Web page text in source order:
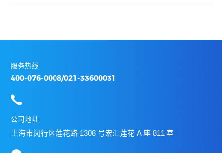
服务热线
400-076-0008/021-33600031
公司地址
上海市闵行区莲花路 1308 号宏汇莲花 A 座 811 室